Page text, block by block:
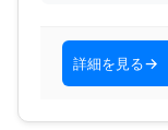
詳細を見る